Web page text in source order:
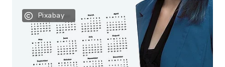
Im „Wichtelhaus” werden unsere
Kleinsten gut betreut.
Mehr lesen
Pixabay